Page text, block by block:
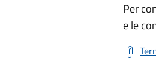
Per
e le